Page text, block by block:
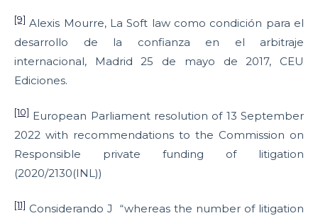
[9] Alexis Mourre, La Soft law como condición para el
desarrollo de la confianza en el arbitraje
internacional, Madrid 25 de mayo de 2017, CEU
Ediciones.
[10] European Parliament resolution of 13 September
2022 with recommendations to the Commission on
Responsible private funding of litigation
(2020/2130(INL))
[11] Considerando J “whereas the number of litigation